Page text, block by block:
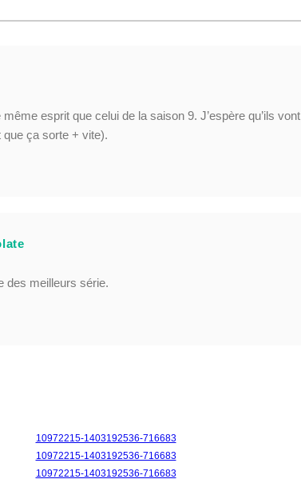
même esprit que celui de la saison 9. J’espère qu’ils vont
ça sorte + vite).
des meilleurs série.